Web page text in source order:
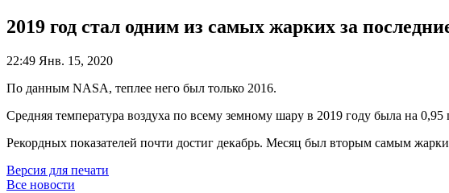
2019 год стал одним из самых жарких за
22:49 Янв. 15, 2020
По данным NASA, теплее него был только 2016.
Средняя температура воздуха по всему земному шару в 2019 году была на 0,95
Рекордных показателей почти достиг декабрь. Месяц был вторым самым
Версия для печати
Все новости